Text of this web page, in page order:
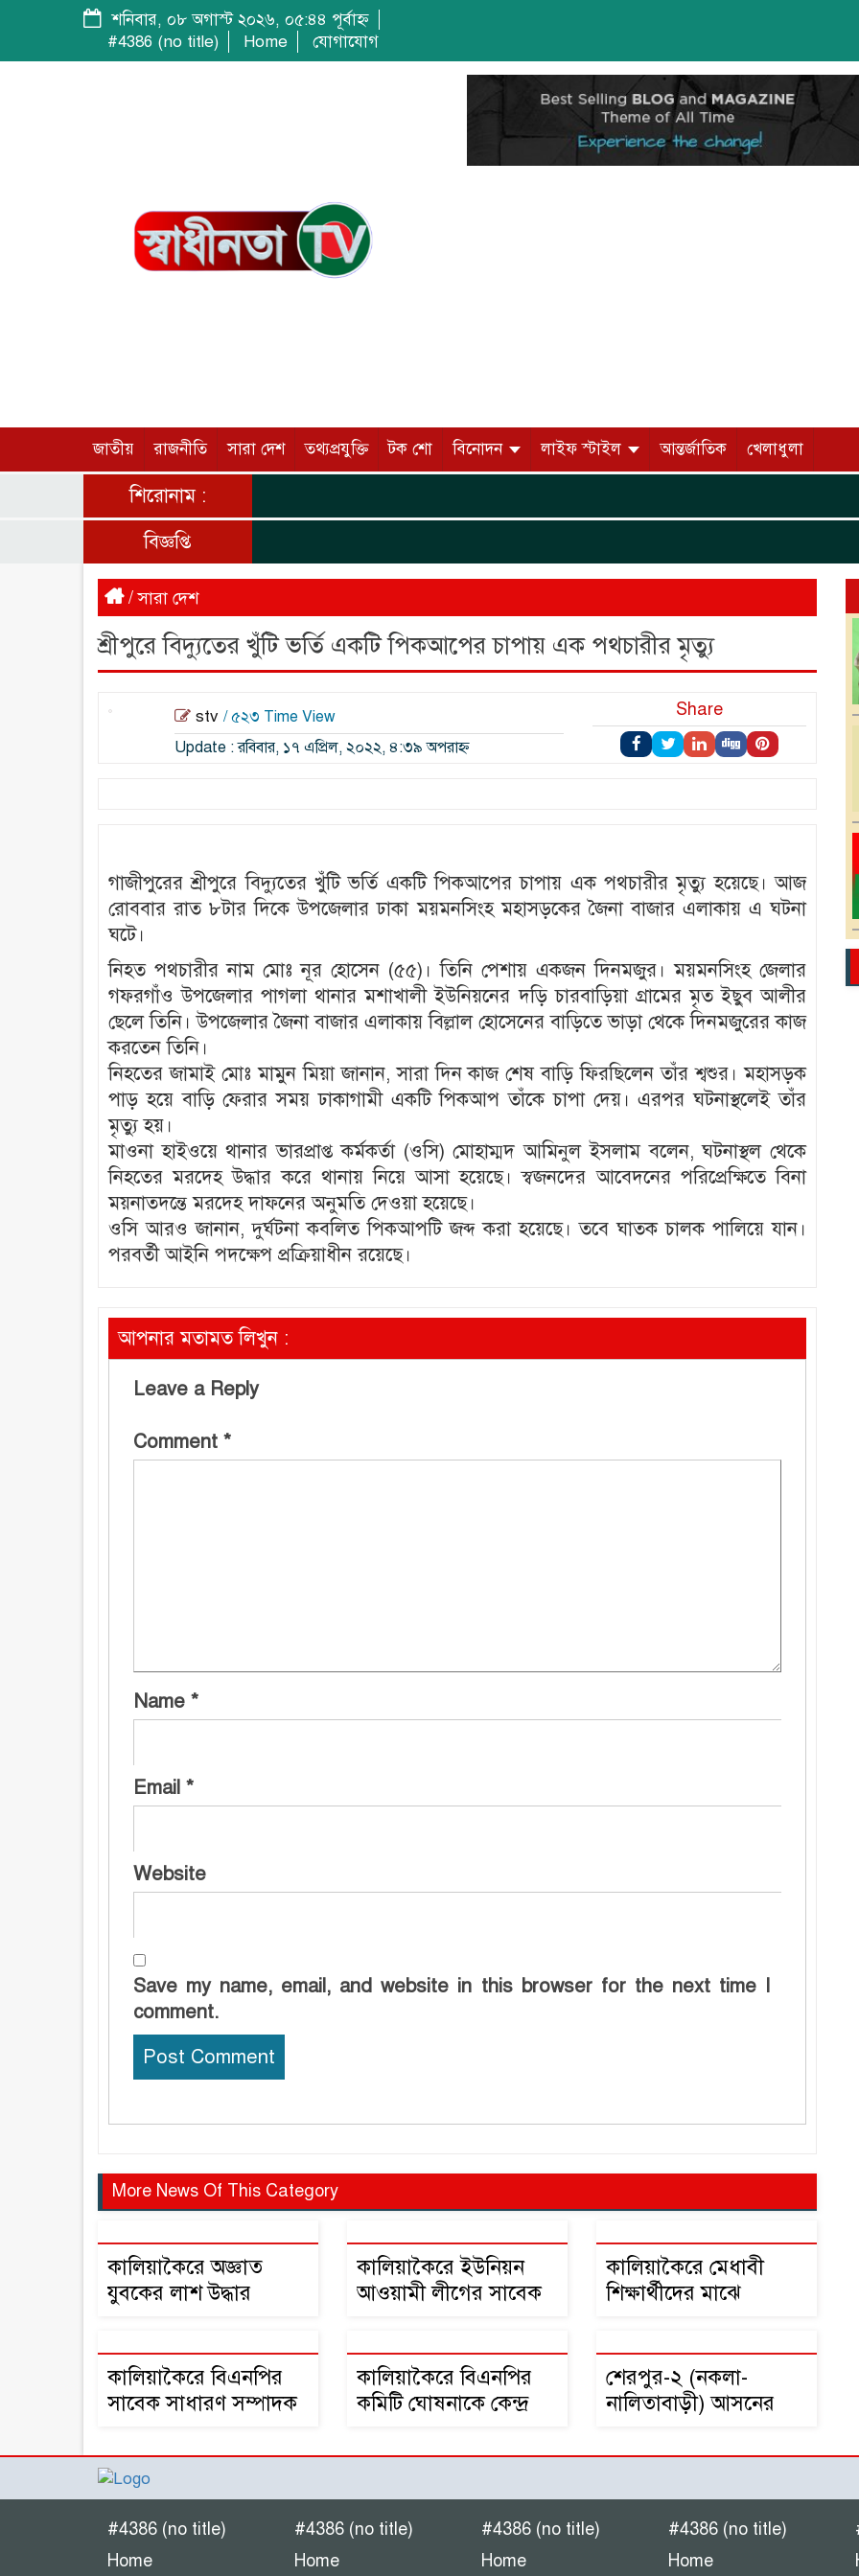
শনিবার, ০৮ অগাস্ট ২০২৬, ০৫:৪৪ পূর্বাহ্ন
#4386 (no title)
Home যোগাযোগ
জাতীয় রাজনীতি সারা দেশ তথ্যপ্রযুক্তি টক শো বিনোদন লাইফ স্টাইল আন্তর্জাতিক খেলাধুলা
শিরোনাম :
বিজ্ঞপ্তি
/সারা দেশ
শ্রীপুরে বিদ্যুতের খুঁটি ভর্তি একটি পিকআপের চাপায় এক পথচারীর মৃত্যু
stv / ৫২৩ Time View
Update : রবিবার, ১৭ এপ্রিল, ২০২২, ৪:৩৯ অপরাহ্ন
Share
গাজীপুরের শ্রীপুরে বিদ্যুতের খুঁটি ভর্তি একটি পিকআপের চাপায় এক পথচারীর মৃত্যু হয়েছে। আজ
রোববার রাত ৮টার দিকে উপজেলার ঢাকা ময়মনসিংহ মহাসড়কের জৈনা বাজার এলাকায় এ ঘটনা
ঘটে।
নিহত পথচারীর নাম মোঃ নূর হোসেন (৫৫)। তিনি পেশায় একজন দিনমজুর। ময়মনসিংহ জেলার
গফরগাঁও উপজেলার পাগলা থানার মশাখালী ইউনিয়নের দড়ি চারবাড়িয়া গ্রামের মৃত ইছুব আলীর
ছেলে তিনি। উপজেলার জৈনা বাজার এলাকায় বিল্লাল হোসেনের বাড়িতে ভাড়া থেকে দিনমজুরের কাজ
করতেন তিনি।
নিহতের জামাই মোঃ মামুন মিয়া জানান, সারা দিন কাজ শেষ বাড়ি ফিরছিলেন তাঁর শ্বশুর। মহাসড়ক
পাড় হয়ে বাড়ি ফেরার সময় ঢাকাগামী একটি পিকআপ তাঁকে চাপা দেয়। এরপর ঘটনাস্থলেই তাঁর
মৃত্যু হয়।
মাওনা হাইওয়ে থানার ভারপ্রাপ্ত কর্মকর্তা (ওসি) মোহাম্মদ আমিনুল ইসলাম বলেন, ঘটনাস্থল থেকে
নিহতের মরদেহ উদ্ধার করে থানায় নিয়ে আসা হয়েছে। স্বজনদের আবেদনের পরিপ্রেক্ষিতে বিনা
ময়নাতদন্তে মরদেহ দাফনের অনুমতি দেওয়া হয়েছে।
ওসি আরও জানান, দুর্ঘটনা কবলিত পিকআপটি জব্দ করা হয়েছে। তবে ঘাতক চালক পালিয়ে যান।
পরবর্তী আইনি পদক্ষেপ প্রক্রিয়াধীন রয়েছে।
আপনার মতামত লিখুন :
Leave a Reply
Comment *
Name *
Email *
Website
Save my name, email, and website in this browser for the next time I
comment.
More News Of This Category
কালিয়াকৈরে অজ্ঞাত
যুবকের লাশ উদ্ধার
কালিয়াকৈরে ইউনিয়ন
আওয়ামী লীগের সাবেক
কালিয়াকৈরে মেধাবী
শিক্ষার্থীদের মাঝে
কালিয়াকৈরে বিএনপির
সাবেক সাধারণ সম্পাদক
মুক্তির দাবিতে বিক্ষোভ ও
পথসভা
কালিয়াকৈরে বিএনপির
কমিটি ঘোষনাকে কেন্দ্র
শেরপুর-২ (নকলা-
নালিতাবাড়ী) আসনের
মনোনয়ন প্রত্যাশী দুলাল
শেরপুর জেলা বিএনপির
নবগঠিত কমিটির
নেতৃবৃন্দদের সাথে ফুলের
#4386 (no title)
Home
#4386 (no title)
Home
#4386 (no title)
Home
#4386 (no title)
Home